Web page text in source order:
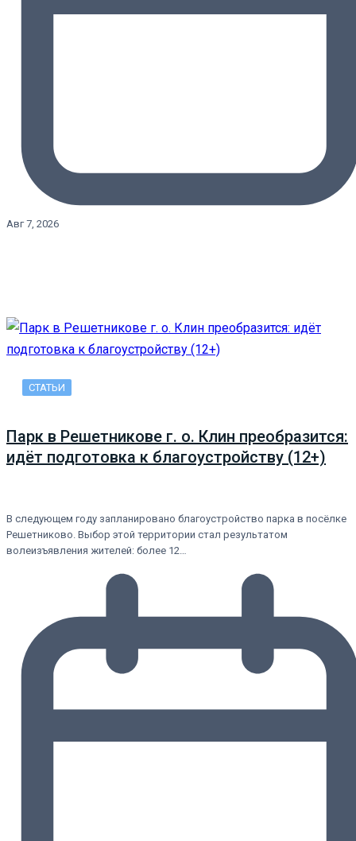
Авг 7, 2026
СТАТЬИ
Парк в Решетникове г. о. Клин преобразится:
идёт подготовка к благоустройству (12+)
В следующем году запланировано благоустройство парка в посёлке
Решетниково. Выбор этой территории стал результатом
волеизъявления жителей: более 12…